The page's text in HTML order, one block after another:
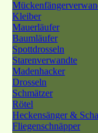
Kleiber
Mauerläufer
Baumläufer
Spottdrosseln
Starenverwandte
Madenhacker
Drosseln
Schmätzer
Rötel
Heckensänger &
Fliegenschnäpper